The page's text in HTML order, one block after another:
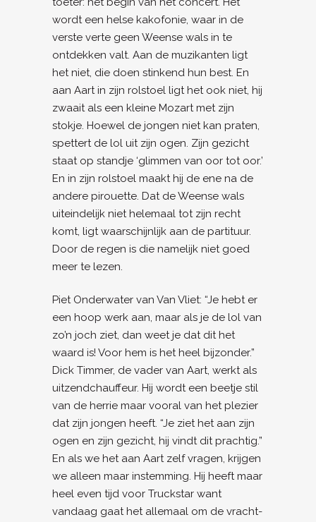
wordt een helse kakofonie, waar in de
verste verte geen Weense wals in te
ontdekken valt. Aan de muzikanten ligt
het niet, die doen stinkend hun best. En
aan Aart in zijn rolstoel ligt het ook niet, hij
zwaait als een kleine Mozart met zijn
stokje. Hoewel de jongen niet kan praten,
spettert de lol uit zijn ogen. Zijn gezicht
staat op standje ‘glimmen van oor tot oor.’
En in zijn rolstoel maakt hij de ene na de
andere pirouette. Dat de Weense wals
uiteindelijk niet helemaal tot zijn recht
komt, ligt waarschijnlijk aan de partituur.
Door de regen is die namelijk niet goed
meer te lezen.
Piet Onderwater van Van Vliet: “Je hebt er
een hoop werk aan, maar als je de lol van
zo’n joch ziet, dan weet je dat dit het
waard is! Voor hem is het heel bijzon­der.”
Dick Timmer, de vader van Aart, werkt als
uitzendchauffeur. Hij wordt een beetje stil
van de herrie maar vooral van het plezier
dat zijn jongen heeft. “Je ziet het aan zijn
ogen en zijn gezicht, hij vindt dit prachtig.”
En als we het aan Aart zelf vragen, krijgen
we alleen maar instem­ming. Hij heeft maar
heel even tijd voor Truckstar want
vandaag gaat het allemaal om de vracht­